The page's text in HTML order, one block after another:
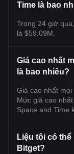
Time là bao
Trong 24 giờ
là $59.09M.
Giá cao nhất
là bao nhiêu?
Giá cao nhất mọi
Mức giá cao
Space and Time
Liệu tôi có thể
Bitget?